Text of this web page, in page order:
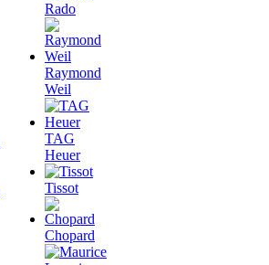
Rado
Raymond
Weil
TAG
Heuer
Tissot
Chopard